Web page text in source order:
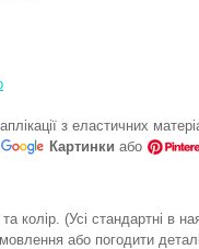
з еластичних
Картинки або
колір. (Усі стандартні в
або погодити